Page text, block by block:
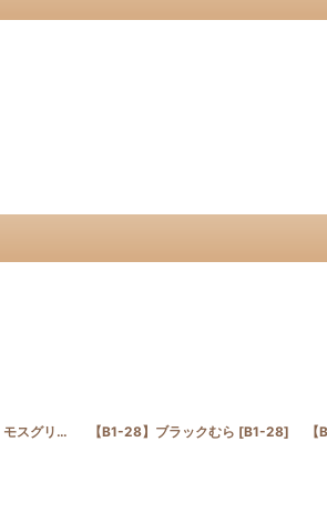
[TM-CUTCROTH SAMPLE]
スペシャルむら染め モスグリーン＆ブラウン [SP_J]
【B1-28】ブラックむら [B1-28]